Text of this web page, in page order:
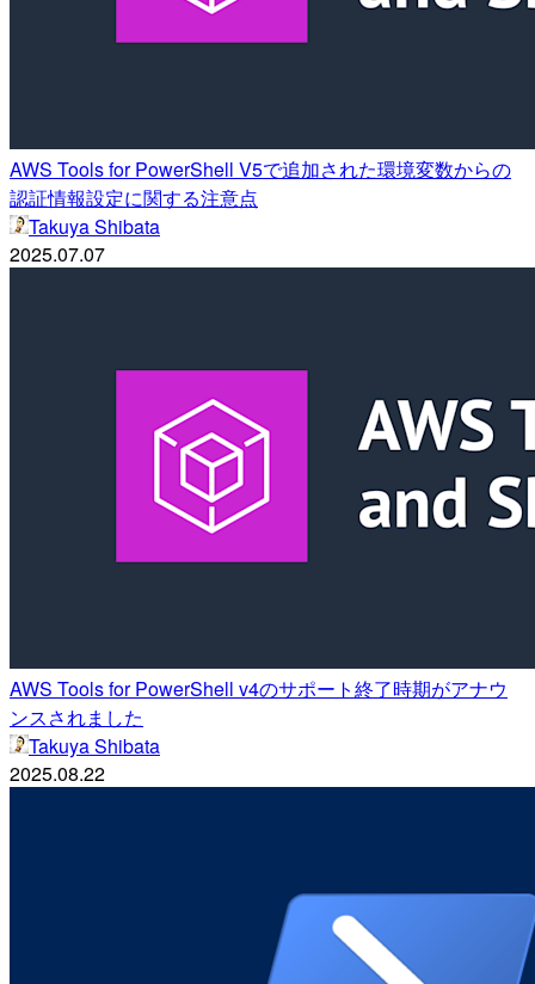
AWS Tools for PowerShell V5で追加された環境変数からの
認証情報設定に関する注意点
Takuya Shibata
2025.07.07
AWS Tools for PowerShell v4のサポート終了時期がアナウ
ンスされました
Takuya Shibata
2025.08.22